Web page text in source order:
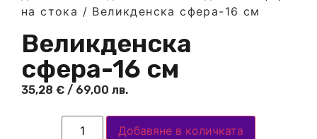
на стока / Великденска сфера-16 см
Великденска
сфера-16 см
35,28 € / 69,00 лв.
Добавяне в количката